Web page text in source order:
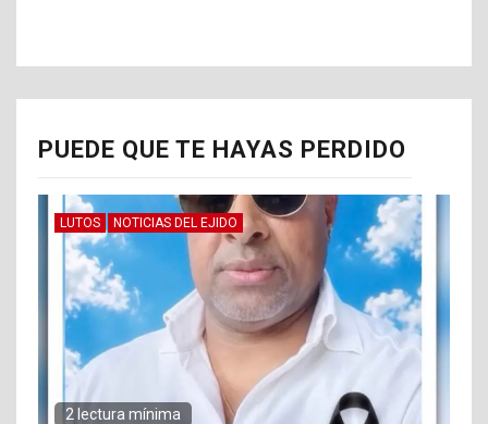
PUEDE QUE TE HAYAS PERDIDO
LUTOS NOTICIAS DEL EJIDO
2 lectura mínima